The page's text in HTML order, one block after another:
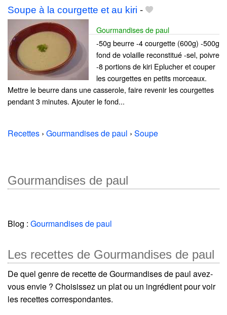
Soupe à la courgette et au kiri -
Gourmandises de paul
-50g beurre -4 courgette (600g) -500g
fond de volaille reconstitué -sel, poivre
-8 portions de kiri Eplucher et couper
les courgettes en petits morceaux.
Mettre le beurre dans une casserole, faire revenir les courgettes
pendant 3 minutes. Ajouter le fond...
Recettes › Gourmandises de paul › Soupe
Gourmandises de paul
Blog : Gourmandises de paul
Les recettes de Gourmandises de paul
De quel genre de recette de Gourmandises de paul avez-
vous envie ? Choisissez un plat ou un ingrédient pour voir
les recettes correspondantes.